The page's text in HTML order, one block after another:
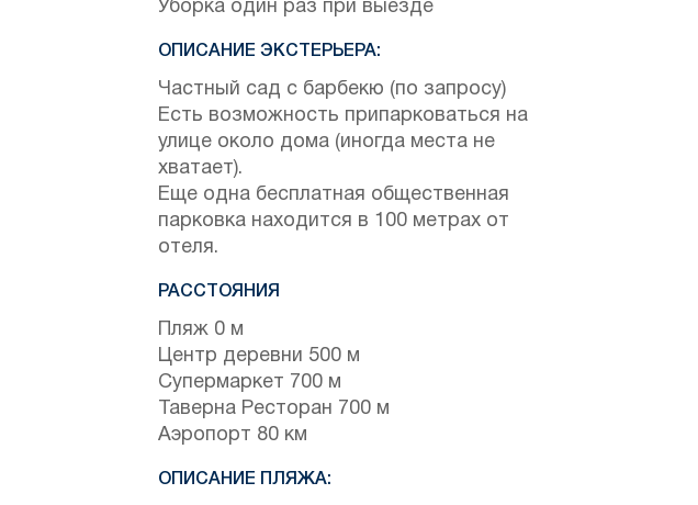
Уборка один раз при выезде
ОПИСАНИЕ ЭКСТЕРЬЕРА:
Частный сад с барбекю (по запросу)
Есть возможность припарковаться на
улице около дома (иногда места не
хватает).
Еще одна бесплатная общественная
парковка находится в 100 метрах от
отеля.
РАССТОЯНИЯ
Пляж 0 м
Центр деревни 500 м
Супермаркет 700 м
Таверна Ресторан 700 м
Аэропорт 80 км
ОПИСАНИЕ ПЛЯЖА: